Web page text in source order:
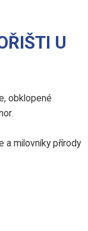
U
obklopené
a milovníky přírody